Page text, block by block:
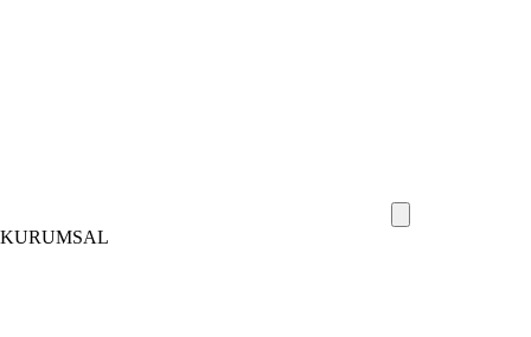
KURUMSAL